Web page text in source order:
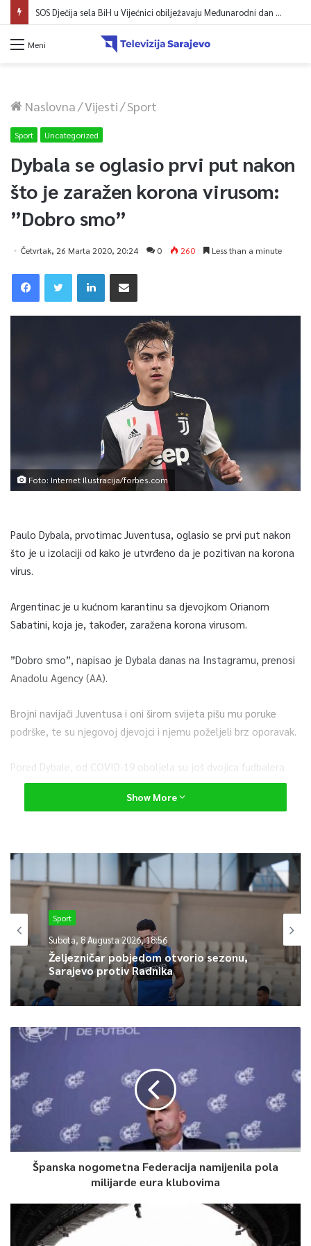
SOS Dječija sela BiH u Vijećnici obilježavaju Međunarodni dan mladih: Više od 200 zaposlenih i stambena podrška za osamostaljivanje
Meni
Naslovna/Vijesti/Sport
Sport Uncategorized
Dybala se oglasio prvi put nakon
što je zaražen korona virusom:
”Dobro smo”
Četvrtak, 26 Marta 2020, 20:24 0 260 Less than a minute
Foto: Internet Ilustracija/forbes.com
Paulo Dybala, prvotimac Juventusa, oglasio se prvi put nakon
što je u izolaciji od kako je utvrđeno da je pozitivan na korona
virus.
Argentinac je u kućnom karantinu sa djevojkom Orianom
Sabatini, koja je, također, zaražena korona virusom.
”Dobro smo”, napisao je Dybala danas na Instagramu, prenosi
Anadolu Agency (AA).
Brojni navijači Juventusa i oni širom svijeta pišu mu poruke
podrške, te su njegovoj djevojci i njemu poželjeli brz oporavak.
Pored Dybale, od COVID-19 oboljela su još dvojica fudbalera
torinskog Juventusa, Daniele Rugani i Blaise Matuidi. Prema
posljednjim informacijama, svi zaraženi igrači popularno zvane
Show More
Sport
Subota, 8 Augusta 2026, 18:56
Željezničar pobjedom otvorio sezonu,
Sarajevo protiv Radnika
Španska nogometna Federacija namijenila pola
milijarde eura klubovima